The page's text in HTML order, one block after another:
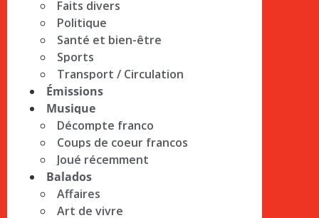
Faits divers
Politique
Santé et bien-être
Sports
Transport / Circulation
Émissions
Musique
Décompte franco
Coups de coeur francos
Joué récemment
Balados
Affaires
Art de vivre